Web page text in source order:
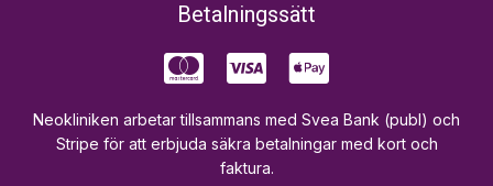
Betalningssätt
Neokliniken arbetar tillsammans med Svea Bank (publ) och
Stripe för att erbjuda säkra betalningar med kort och
faktura.